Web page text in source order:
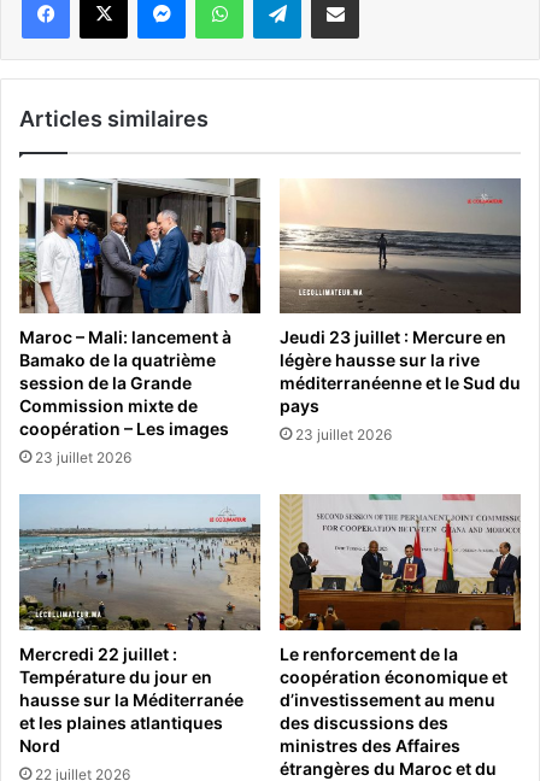
Articles similaires
Maroc – Mali: lancement à
Bamako de la quatrième
session de la Grande
Commission mixte de
coopération – Les images
23 juillet 2026
Jeudi 23 juillet : Mercure en
légère hausse sur la rive
méditerranéenne et le Sud du
pays
23 juillet 2026
Mercredi 22 juillet :
Température du jour en
hausse sur la Méditerranée
et les plaines atlantiques
Nord
22 juillet 2026
Le renforcement de la
coopération économique et
d’investissement au menu
des discussions des
ministres des Affaires
étrangères du Maroc et du